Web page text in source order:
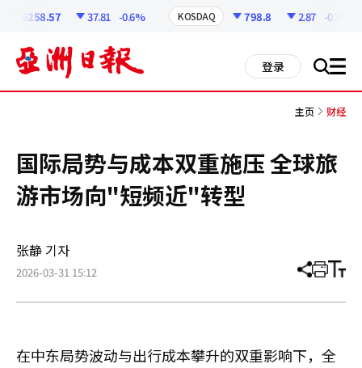
6258.57 37.81 -0.6% KOSDAQ 798.8 2.87 -0.36%
登录 搜 all
主页 财经
国际局势与成本双重施压 全球旅
游市场向"短频近"转型
张静 기자
2026-03-31 15:12 分
章
打 调
小
在中东局势波动与出行成本攀升的双重影响下，全